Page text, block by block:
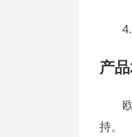
产
持。